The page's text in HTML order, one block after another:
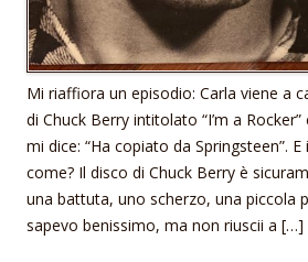
Mi riaffiora un episodio: Carla viene a
di Chuck Berry intitolato “I’m a
mi dice: “Ha copiato da Springsteen”.
come? Il disco di Chuck Berry è
una battuta, uno scherzo, una piccola
sapevo benissimo, ma non riuscii a […]